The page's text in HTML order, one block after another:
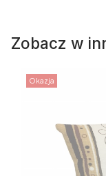
Zobacz w
Okazja